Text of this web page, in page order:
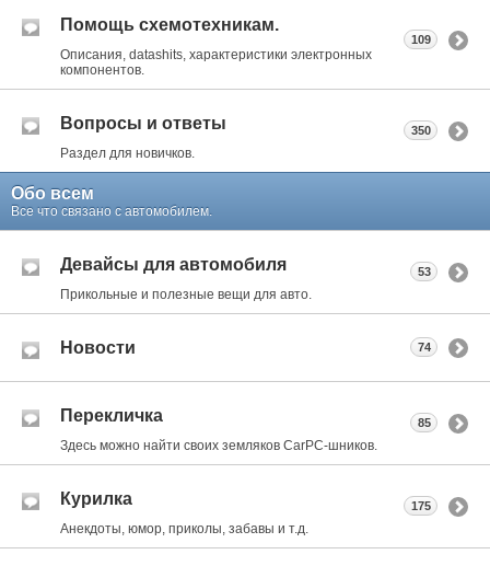
Помощь схемотехникам.
Описания, datashits, характеристики электронных
компонентов.
109
Вопросы и ответы
Раздел для новичков.
350
Обо всем
Все что связано с автомобилем.
Девайсы для автомобиля
Прикольные и полезные вещи для авто.
53
Новости 74
Перекличка
Здесь можно найти своих земляков CarPC-шников.
85
Курилка
Анекдоты, юмор, приколы, забавы и т.д.
175